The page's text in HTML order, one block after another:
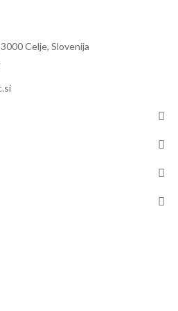
Celje, Slovenija